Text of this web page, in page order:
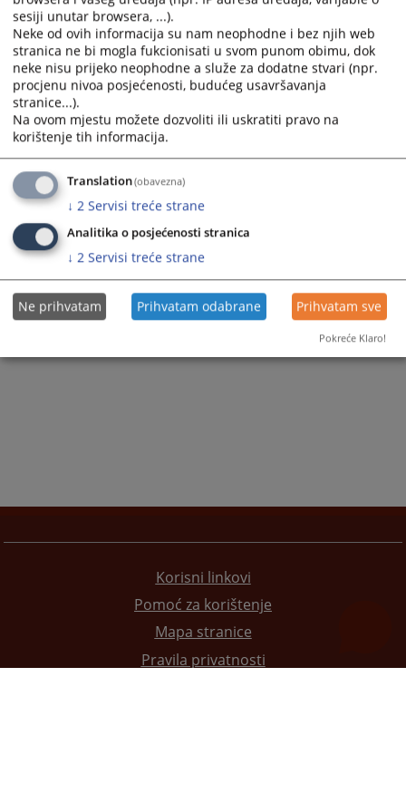
Korisni linkovi
Pomoć za korištenje
Mapa stranice
Pravila privatnosti
sesiji unutar browsera, ...).
Neke od ovih informacija su nam neophodne i bez njih web
stranica ne bi mogla fukcionisati u svom punom obimu, dok
neke nisu prijeko neophodne a služe za dodatne stvari (npr.
procjenu nivoa posjećenosti, budućeg usavršavanja
stranice...).
Na ovom mjestu možete dozvoliti ili uskratiti pravo na
korištenje tih informacija.
Translation(obavezna)
↓ 2 Servisi treće strane
Analitika o posjećenosti stranica
↓ 2 Servisi treće strane
Ne prihvatam Prihvatam odabrane Prihvatam sve
Pokreće Klaro!